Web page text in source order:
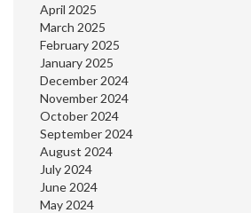
April 2025
March 2025
February 2025
January 2025
December 2024
November 2024
October 2024
September 2024
August 2024
July 2024
June 2024
May 2024